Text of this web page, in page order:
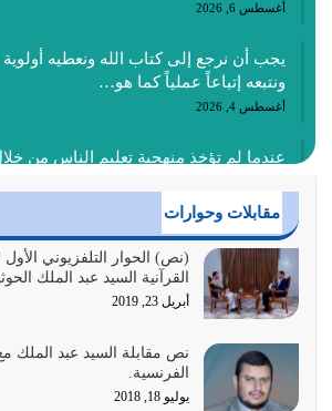
أغسطس 6, 2026
يجب أن نرجع إلى كتاب الله ونعطيه
ونتبعه إتباعاً عملياً كما هو…
أغسطس 4, 2026
عندما لم تؤخذ منهجية تعليم الناس من
أغسطس 3, 2026
الغاية من الصلاة هو ذكر الله (أقم الصلاة
{وَأَعِدُّوا لَهُمْ مَا…
أغسطس 2, 2026
السبب الرئيسي لشقاء الأمة الابتعاد عن
لحدود الله بالإضافات للدين
أغسطس 1, 2026
مقابلات وحوارات
(نص) الحوار التلفزيوني الأول
القرآنية السيد عبد الملك
أبريل 23, 2019
نص مقابلة السيد عبد الملك
الفرنسية.
يوليو 18, 2018